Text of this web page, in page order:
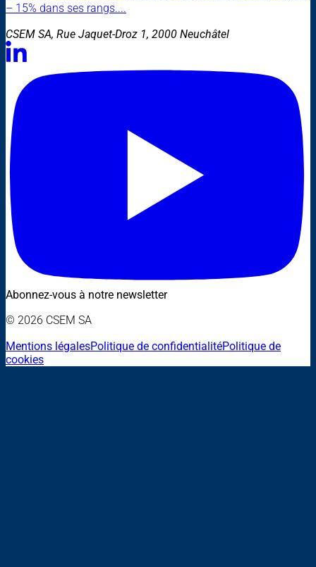
– 15% dans ses rangs....
CSEM SA, Rue Jaquet-Droz 1, 2000 Neuchâtel
Abonnez-vous à notre newsletter
© 2026 CSEM SA
Mentions légalesPolitique de confidentialitéPolitique de
cookies